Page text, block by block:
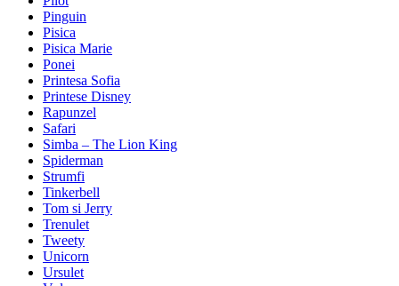
Pinguin
Pisica
Pisica Marie
Ponei
Printesa Sofia
Printese Disney
Rapunzel
Safari
Simba – The Lion King
Spiderman
Strumfi
Tinkerbell
Tom si Jerry
Trenulet
Tweety
Unicorn
Ursulet